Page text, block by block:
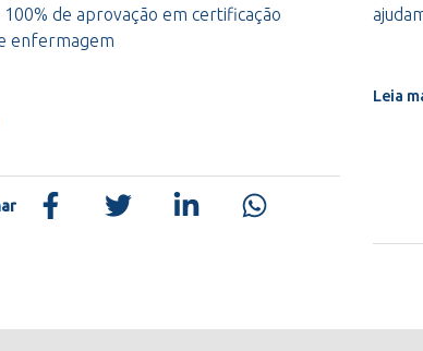
100% de aprovação em certificação
enfermagem
Leia